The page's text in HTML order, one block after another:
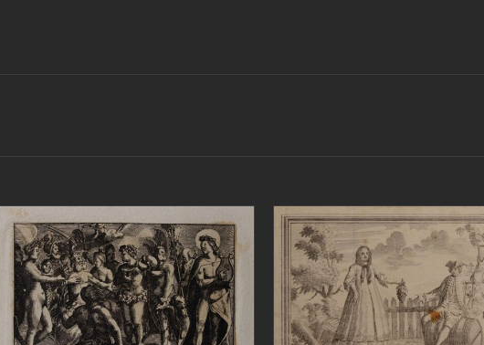
AGGIUNGI AL CARRELLO
/
AGGIUNGI AL CARRELLO
/
DETTAGLI